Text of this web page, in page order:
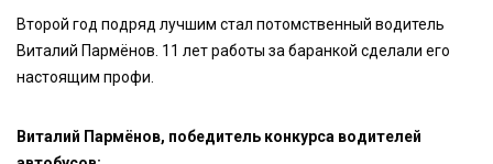
Второй год подряд лучшим стал потомственный водитель
Виталий Пармёнов. 11 лет работы за баранкой сделали его
настоящим профи.
Виталий Пармёнов, победитель конкурса водителей